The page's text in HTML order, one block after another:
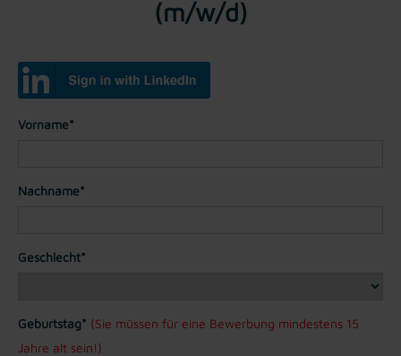
(m/w/d)
Vorname*
Nachname*
Geschlecht*
Geburtstag* (Sie müssen für eine Bewerbung mindestens 15
Jahre alt sein!)